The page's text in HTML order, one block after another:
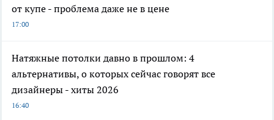
от купе - проблема даже не в цене
17:00
Натяжные потолки давно в прошлом: 4
альтернативы, о которых сейчас говорят все
дизайнеры - хиты 2026
16:40